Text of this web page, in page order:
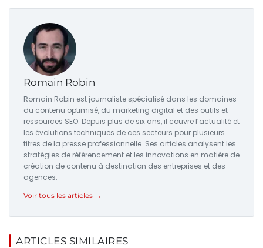
Romain Robin
Romain Robin est journaliste spécialisé dans les domaines
du contenu optimisé, du marketing digital et des outils et
ressources SEO. Depuis plus de six ans, il couvre l’actualité et
les évolutions techniques de ces secteurs pour plusieurs
titres de la presse professionnelle. Ses articles analysent les
stratégies de référencement et les innovations en matière de
création de contenu à destination des entreprises et des
agences.
Voir tous les articles →
ARTICLES SIMILAIRES